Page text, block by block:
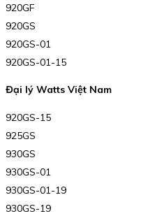
920GF
920GS
920GS-01
920GS-01-15
Đại lý Watts Việt Nam
920GS-15
925GS
930GS
930GS-01
930GS-01-19
930GS-19